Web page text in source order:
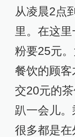
从凌晨2点
里。在这
粉要25元
餐饮的顾
交20元的
趴一会儿。
很多都是